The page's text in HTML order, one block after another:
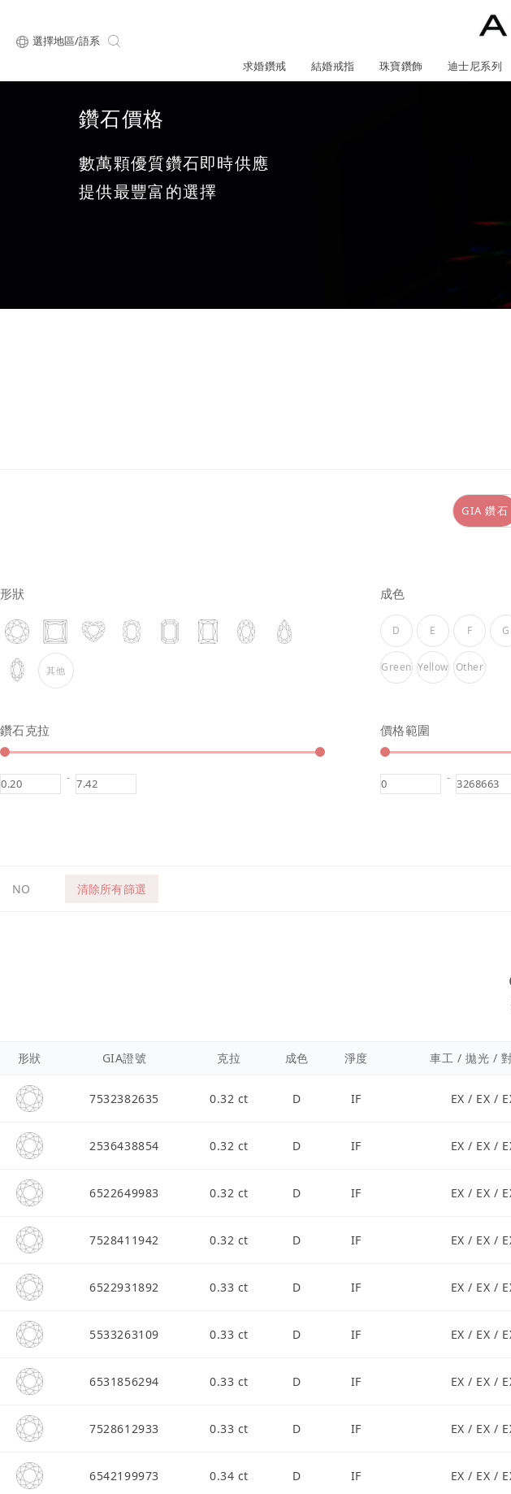
選擇地區/語系
求婚鑽戒
結婚戒指 珠寶鑽飾 迪士尼系列
靈動曲線
ALL 結婚戒指 日本
時尚項鍊
ALL 珠寶鑽飾
冰雪奇緣系列
黃金耳環
ALL
顧客好評
最新消息
圓形
鑽石價格
數萬顆優質鑽石即時供應
提供最豐富的選擇
GIA 鑽石
形狀
其他
成色
D E F G
Green Yellow Other
鑽石克拉
-
價格範圍
-
NO 清除所有篩選
形狀 GIA證號 克拉 成色 淨度 車工 / 拋光 /
7532382635 0.32 ct D IF EX / EX /
2536438854 0.32 ct D IF EX / EX /
6522649983 0.32 ct D IF EX / EX /
7528411942 0.32 ct D IF EX / EX /
6522931892 0.33 ct D IF EX / EX /
5533263109 0.33 ct D IF EX / EX /
6531856294 0.33 ct D IF EX / EX /
7528612933 0.33 ct D IF EX / EX /
6542199973 0.34 ct D IF EX / EX /